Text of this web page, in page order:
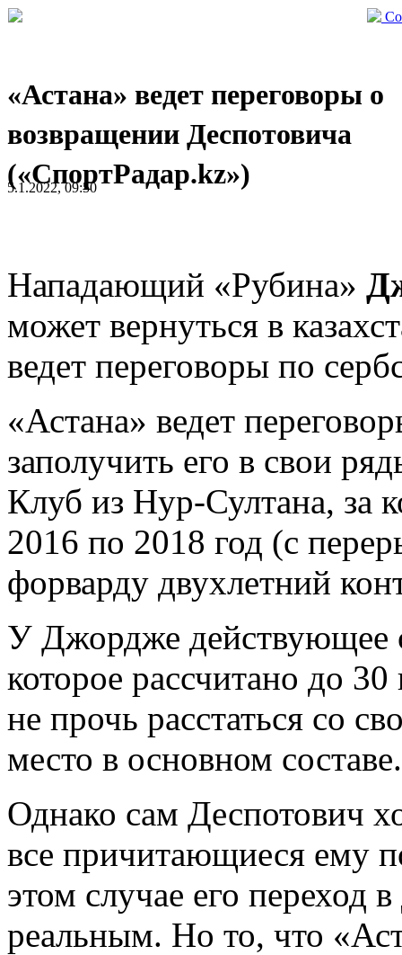
«Астана» ведет переговоры о
возвращении Деспотовича
(«СпортРадар.kz»)
5.1.2022, 09:50
Нападающий «Рубина»
может вернуться в
ведет переговоры по
«Астана» ведeт
заполучить его в свои
Клуб из Нур-Султана, за
2016 по 2018 год (с
форварду двухлетний
У Джордже действующее
которое рассчитано до
не прочь расстаться со
место в основном составе.
Однако сам Деспотович
все причитающиеся ему
этом случае его переход
реальным. Но то, что